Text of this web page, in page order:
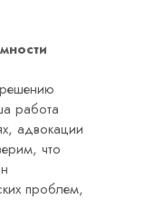
работа
адвокации
что
проблем,